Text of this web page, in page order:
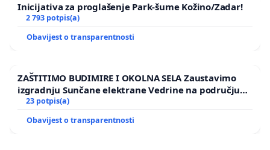
Inicijativa za proglašenje Park-šume Kožino/Zadar!
2 793 potpis(a)
Obavijest o transparentnosti
ZAŠTITIMO BUDIMIRE I OKOLNA SELA Zaustavimo
izgradnju Sunčane elektrane Vedrine na području
Ugljana
23 potpis(a)
Obavijest o transparentnosti